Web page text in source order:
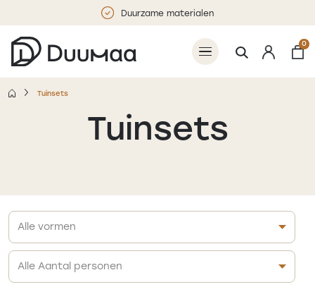
Duurzame materialen
0
Tuinsets
Tuinsets